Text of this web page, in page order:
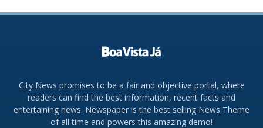
City News promises to be a fair and objective portal, where
readers can find the best information, recent facts and
entertaining news. Newspaper is the best selling News Theme
of all time and powers this amazing demo!